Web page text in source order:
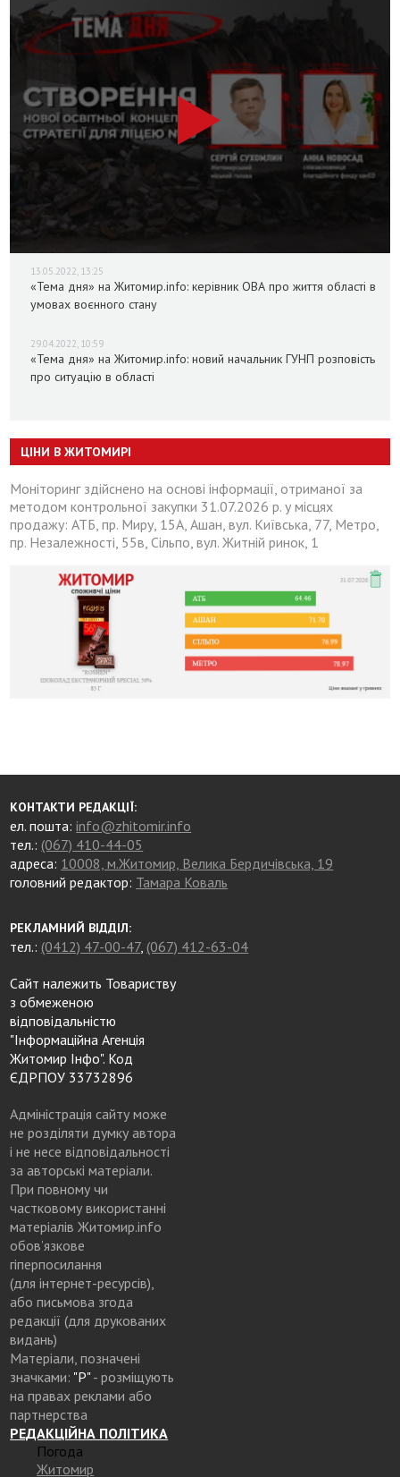
13.05.2022, 13:25
«Тема дня» на Житомир.info: керівник ОВА про життя області в
умовах воєнного стану
29.04.2022, 10:59
«Тема дня» на Житомир.info: новий начальник ГУНП розповість
про ситуацію в області
ЦІНИ В ЖИТОМИРІ
Моніторинг здійснено на основі інформації, отриманої за
методом контрольної закупки 31.07.2026 р. у місцях
продажу: АТБ, пр. Миру, 15А, Ашан, вул. Київська, 77, Метро,
пр. Незалежності, 55в, Сільпо, вул. Житній ринок, 1
КОНТАКТИ РЕДАКЦІЇ:
ел. пошта:info@zhitomir.info
тел.: (067) 410-44-05
адреса: 10008, м.Житомир, Велика Бердичівська, 19
головний редактор: Тамара Коваль
РЕКЛАМНИЙ ВІДДІЛ:
тел.: (0412) 47-00-47, (067) 412-63-04
Сайт належить Товариству
з обмеженою
відповідальністю
"Інформаційна Агенція
Житомир Інфо". Код
ЄДРПОУ 33732896
Адміністрація сайту може
не розділяти думку автора
і не несе відповідальності
за авторські матеріали.
При повному чи
частковому використанні
матеріалів Житомир.info
обов’язкове
гіперпосилання
(для інтернет-ресурсів),
або письмова згода
редакції (для друкованих
видань)
Матеріали, позначені
значками: "Р"- розміщують
на правах реклами або
партнерства
РЕДАКЦІЙНА ПОЛІТИКА
Погода
Житомир